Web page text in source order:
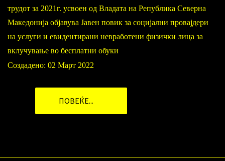
трудот за 2021г. усвоен од Владата на Република Северна
Македонија објавува Јавен повик за социјални провајдери
на услуги и евидентирани невработени физички лица за
вклучување во бесплатни обуки
Создадено: 02 Март 2022
ПОВЕЌЕ...